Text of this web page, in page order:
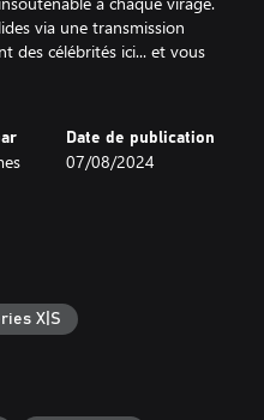
via une transmission
des célébrités ici... et vous
Date de publication
07/08/2024
X|S